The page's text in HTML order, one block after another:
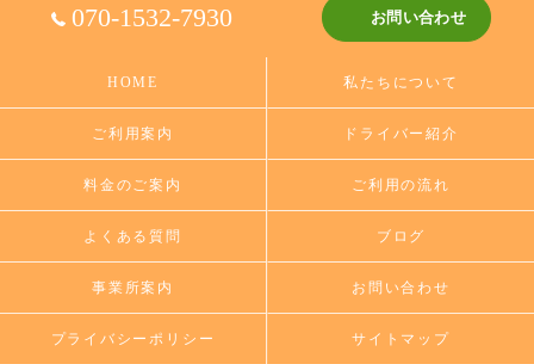
070-1532-7930 お問い合わせ
HOME 私たちについて
ご利用案内 ドライバー紹介
料金のご案内 ご利用の流れ
よくある質問 ブログ
事業所案内 お問い合わせ
プライバシーポリシー サイトマップ